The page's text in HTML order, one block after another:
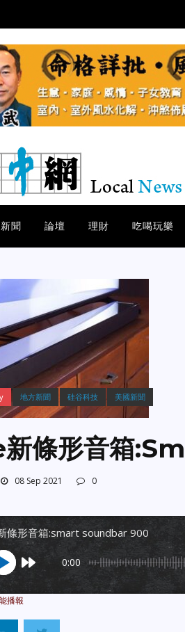
新聞 論壇 理財 吃喝玩樂
地方新聞 硅谷科技 美國新聞
條形音箱
08 Sep 2021 0
條形音箱:smart soundbar 900
0:00